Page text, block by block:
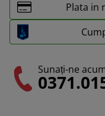
Plata in
Sunați-ne